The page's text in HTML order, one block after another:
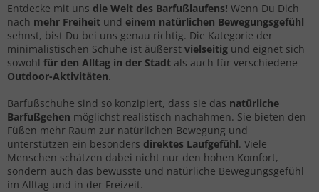
Entdecke mit uns die Welt des Barfußlaufens! Wenn Du Dich
nach mehr Freiheit und einem natürlichen Bewegungsgefühl
sehnst, bist Du bei uns genau richtig. Die Kategorie der
minimalistischen Schuhe ist äußerst vielseitig und eignet sich
sowohl für den Alltag in der Stadt als auch für verschiedene
Outdoor-Aktivitäten.
Barfußschuhe sind so konzipiert, dass sie das natürliche
Barfußgehen möglichst realistisch nachahmen. Sie bieten den
Füßen mehr Raum zur natürlichen Bewegung und
unterstützen ein besonders direktes Laufgefühl. Viele
Menschen schätzen dabei nicht nur den hohen Komfort,
sondern auch das bewusste und natürliche Bewegungsgefühl
im Alltag und in der Freizeit.